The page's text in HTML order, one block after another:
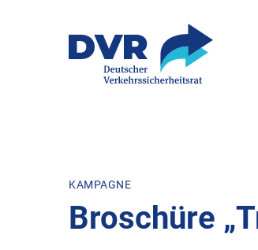
KAMPAGNE
Broschüre